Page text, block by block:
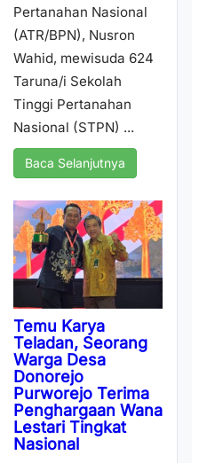
Pertanahan Nasional
(ATR/BPN), Nusron
Wahid, mewisuda 624
Taruna/i Sekolah
Tinggi Pertanahan
Nasional (STPN) ...
Baca Selanjutnya
Temu Karya
Teladan, Seorang
Warga Desa
Donorejo
Purworejo Terima
Penghargaan Wana
Lestari Tingkat
Nasional